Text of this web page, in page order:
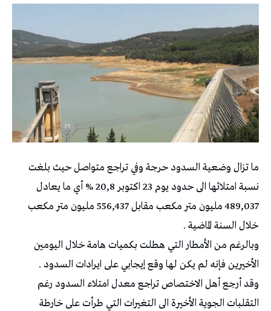
ما تزال وضعية السدود حرجة وفي تراجع متواصل حيث بلغت
نسبة امتلائها الى حدود يوم 23 اكتوبر 20,8 % أي ما يعادل
489,037 مليون متر مكعب مقابل 556,437 مليون متر مكعب
خلال السنة الماضية .
وبالرغم من الأمطار التي هطلت بكميات هامة خلال اليومين
الأخيرين فإنه لم يكن لها وقع إيجابي على ايرادات السدود .
وقد أرجع أهل الاختصاص تراجع معدل امتلاء السدود رغم
التقلبات الجوية الأخيرة الى التغيرات التي طرأت على خارطة